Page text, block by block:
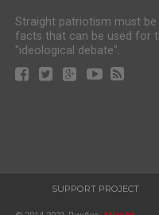
Straight patriotism must
facts that can be used for
"ideological debate".
SUPPORT PROJECT